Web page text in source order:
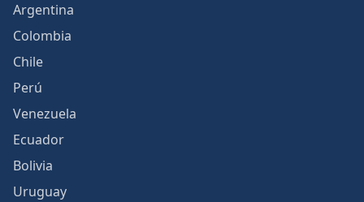
Argentina
Colombia
Chile
Perú
Venezuela
Ecuador
Bolivia
Uruguay